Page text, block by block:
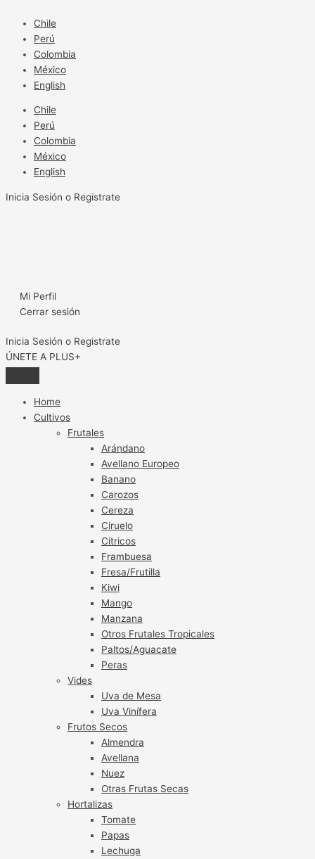
contenido
Chile
Perú
Colombia
México
English
Chile
Perú
Colombia
México
English
Inicia Sesión o Registrate
Mi Perfil
Cerrar sesión
Inicia Sesión o Registrate
ÚNETE A PLUS+
Home
Cultivos
Frutales
Arándano
Avellano Europeo
Banano
Carozos
Cereza
Ciruelo
Cítricos
Frambuesa
Fresa/Frutilla
Kiwi
Mango
Manzana
Otros Frutales Tropicales
Paltos/Aguacate
Peras
Vides
Uva de Mesa
Uva Vinífera
Frutos Secos
Almendra
Avellana
Nuez
Otras Frutas Secas
Hortalizas
Tomate
Papas
Lechuga